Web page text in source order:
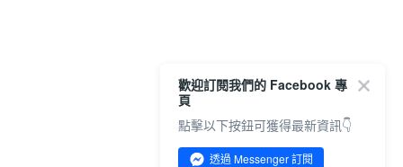
歡迎訂閱我們的 Facebook 專
頁
點擊以下按鈕可獲得最新資訊👇
透過 Messenger 訂閱